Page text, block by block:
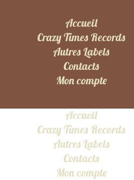
Accueil
Crazy Times Records
Autres Labels
Contacts
Mon compte
Accueil
Crazy Times Records
Autres Labels
Contacts
Mon compte